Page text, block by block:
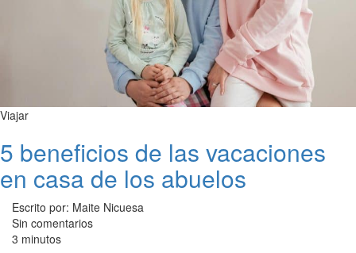
Viajar
5 beneficios de las vacaciones
en casa de los abuelos
Escrito por: Maite Nicuesa
Sin comentarios
3 minutos